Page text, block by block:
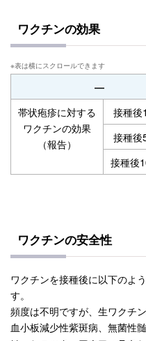
ワクチンの効果
―
帯状疱疹に対する
ワクチンの効果
（報告）
接種後
接種後
接種後
ワクチンの安全性
ワクチンを接種後に以下のよ
す。
頻度は不明ですが、生ワクチ
血小板減少性紫斑病、無菌性